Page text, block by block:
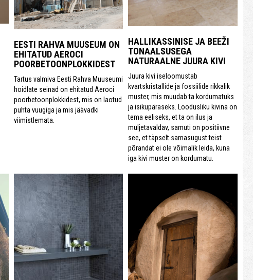
EESTI RAHVA MUUSEUM ON
EHITATUD AEROCI
POORBETOONPLOKKIDEST
Tartus valmiva Eesti Rahva Muuseumi
hoidlate seinad on ehitatud Aeroci
poorbetoonplokkidest, mis on laotud
puhta vuugiga ja mis jäävadki
viimistlemata.
HALLIKASSINISE JA BEEŽI
TONAALSUSEGA
NATURAALNE JUURA KIVI
Juura kivi iseloomustab
kvartskristallide ja fossiilide rikkalik
muster, mis muudab ta kordumatuks
ja isikupäraseks. Loodusliku kivina on
tema eeliseks, et ta on ilus ja
muljetavaldav, samuti on positiivne
see, et täpselt samasugust teist
põrandat ei ole võimalik leida, kuna
iga kivi muster on kordumatu.